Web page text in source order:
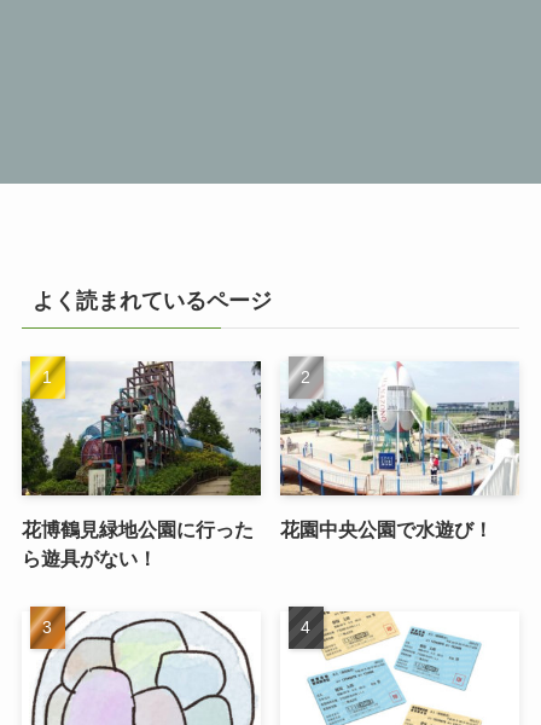
よく読まれているページ
花博鶴見緑地公園に行った
ら遊具がない！
花園中央公園で水遊び！